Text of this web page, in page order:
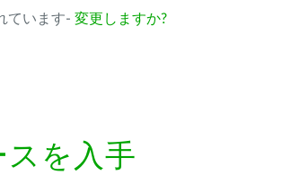
ています- 変更しますか?
を入手